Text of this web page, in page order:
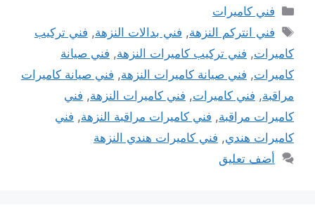
التصنيفات
فني كاميرات
الوسوم
فني انتركم النزهة, فني بدالات النزهة, فني تركيب
كاميرات, فني تركيب كاميرات النزهة, فني صيانة
كاميرات, فني صيانة كاميرات النزهة, فني صيانة كاميرات
مراقبة, فني كاميرات, فني كاميرات النزهة, فني
كاميرات مراقبة, فني كاميرات مراقبة النزهة, فني
كاميرات هندي, فني كاميرات هندي النزهة
أضف تعليق